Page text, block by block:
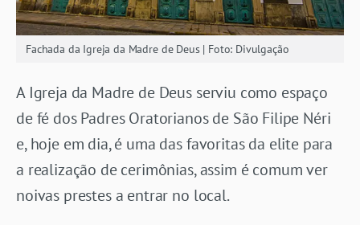
Fachada da Igreja da Madre de Deus | Foto: Divulgação
A Igreja da Madre de Deus serviu como espaço
de fé dos Padres Oratorianos de São Filipe Néri
e, hoje em dia, é uma das favoritas da elite para
a realização de cerimônias, assim é comum ver
noivas prestes a entrar no local.